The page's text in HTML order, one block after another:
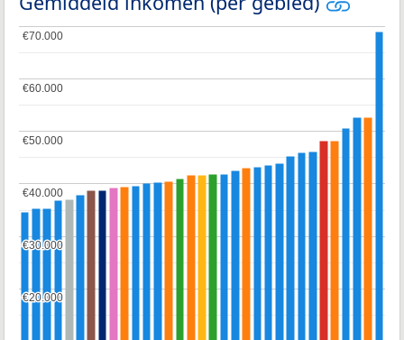
€20.000
€20.000
€30.000
€30.000
€40.000
€40.000
€50.000
€50.000
€60.000
€60.000
€70.000
€70.000